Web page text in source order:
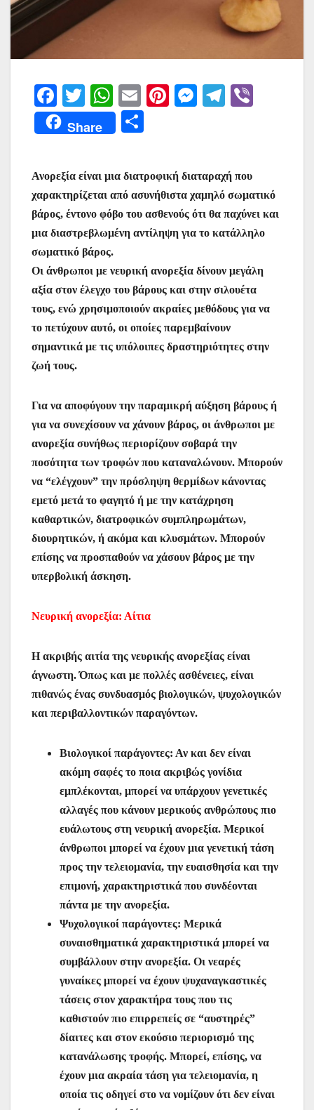
F
a
c
b
o
o
k
T
w
itt
W
h
at
A
p
p
E
m
ai
Pi
st
M
e
n
g
T
a
m
Share
α
σ
τε
ε
Ανορεξία είναι μια διατροφική διαταραχή που
χαρακτηρίζεται από ασυνήθιστα χαμηλό σωματικό
βάρος, έντονο φόβο του ασθενούς ότι θα παχύνει και
μια διαστρεβλωμένη αντίληψη για το κατάλληλο
σωματικό βάρος.
Οι άνθρωποι με νευρική ανορεξία δίνουν μεγάλη
αξία στον έλεγχο του βάρους και στην σιλουέτα
τους, ενώ χρησιμοποιούν ακραίες μεθόδους για να
το πετύχουν αυτό, οι οποίες παρεμβαίνουν
σημαντικά με τις υπόλοιπες δραστηριότητες στην
ζωή τους.
Για να αποφύγουν την παραμικρή αύξηση βάρους ή
για να συνεχίσουν να χάνουν βάρος, οι άνθρωποι με
ανορεξία συνήθως περιορίζουν σοβαρά την
ποσότητα των τροφών που καταναλώνουν. Μπορούν
να “ελέγχουν” την πρόσληψη θερμίδων κάνοντας
εμετό μετά το φαγητό ή με την κατάχρηση
καθαρτικών, διατροφικών συμπληρωμάτων,
διουρητικών, ή ακόμα και κλυσμάτων. Μπορούν
επίσης να προσπαθούν να χάσουν βάρος με την
υπερβολική άσκηση.
Νευρική ανορεξία: Αίτια
Η ακριβής αιτία της νευρικής ανορεξίας είναι
άγνωστη. Όπως και με πολλές ασθένειες, είναι
πιθανώς ένας συνδυασμός βιολογικών, ψυχολογικών
και περιβαλλοντικών παραγόντων.
Βιολογικοί παράγοντες: Αν και δεν είναι
ακόμη σαφές το ποια ακριβώς γονίδια
εμπλέκονται, μπορεί να υπάρχουν γενετικές
αλλαγές που κάνουν μερικούς ανθρώπους πιο
ευάλωτους στη νευρική ανορεξία. Μερικοί
άνθρωποι μπορεί να έχουν μια γενετική τάση
προς την τελειομανία, την ευαισθησία και την
επιμονή, χαρακτηριστικά που συνδέονται
πάντα με την ανορεξία.
Ψυχολογικοί παράγοντες: Μερικά
συναισθηματικά χαρακτηριστικά μπορεί να
συμβάλλουν στην ανορεξία. Οι νεαρές
γυναίκες μπορεί να έχουν ψυχαναγκαστικές
τάσεις στον χαρακτήρα τους που τις
καθιστούν πιο επιρρεπείς σε “αυστηρές”
δίαιτες και στον εκούσιο περιορισμό της
κατανάλωσης τροφής. Μπορεί, επίσης, να
έχουν μια ακραία τάση για τελειομανία, η
οποία τις οδηγεί στο να νομίζουν ότι δεν είναι